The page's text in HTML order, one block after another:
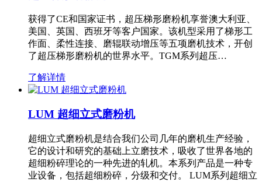
获得了CE和国家证书，超压梯形磨粉机享誉澳大利亚、
美国、英国、西班牙等客户国家。该机型采用了梯形工
作面、柔性连接、磨辊联动增压等五项磨机技术，开创
了超压梯形磨粉机的世界水平。TGM系列超压…
了解详情
LUM 超细立式磨粉机
超细立式磨粉机是结合我们公司几年的磨机生产经验，
它的设计和研究的基础上立磨技术，吸收了世界各地的
超细粉碎理论的一种先进的轧机。本系列产品是一种专
业设备，包括超细粉碎，分级和交付。 LUM系列超细立